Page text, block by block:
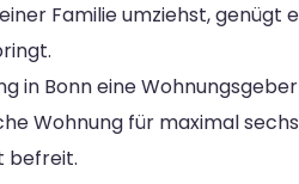
Familie umziehst,
in Bonn eine
Wohnung für maximal
befreit.